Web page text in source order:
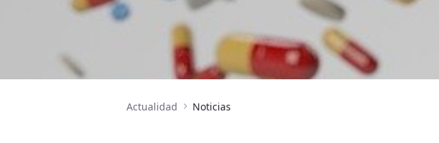
Actualidad Noticias